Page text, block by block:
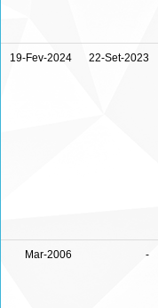
19-Fev-2024 22-Set-2023
Mar-2006 -